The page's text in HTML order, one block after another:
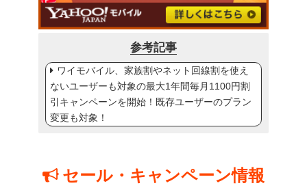
参考記事
ワイモバイル、家族割やネット回線割を使え
ないユーザーも対象の最大1年間毎月1100円割
引キャンペーンを開始！既存ユーザーのプラン
変更も対象！
セール・キャンペーン情報